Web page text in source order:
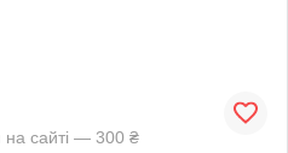
на сайті — 300 ₴